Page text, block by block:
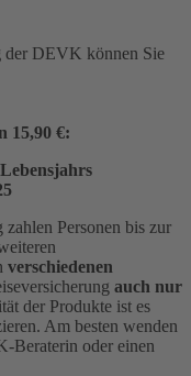
der DEVK können Sie
15,90 €:
zahlen Personen bis zur
verschiedenen
auch nur
der Produkte ist es
Am besten wenden
Beraterin oder einen